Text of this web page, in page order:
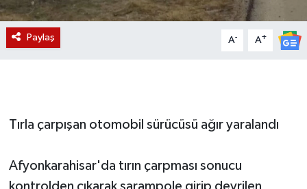
Paylaş A- A+
Tırla çarpışan otomobil sürücüsü ağır yaralandı
Afyonkarahisar'da tırın çarpması sonucu
kontrolden çıkarak şarampole girip devrilen